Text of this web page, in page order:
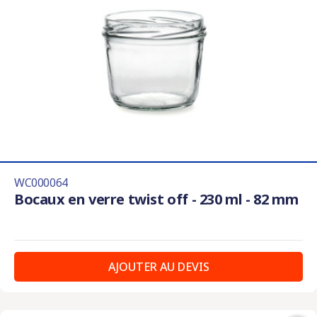
WC000064
Bocaux en verre twist off - 230 ml - 82 mm
AJOUTER AU DEVIS